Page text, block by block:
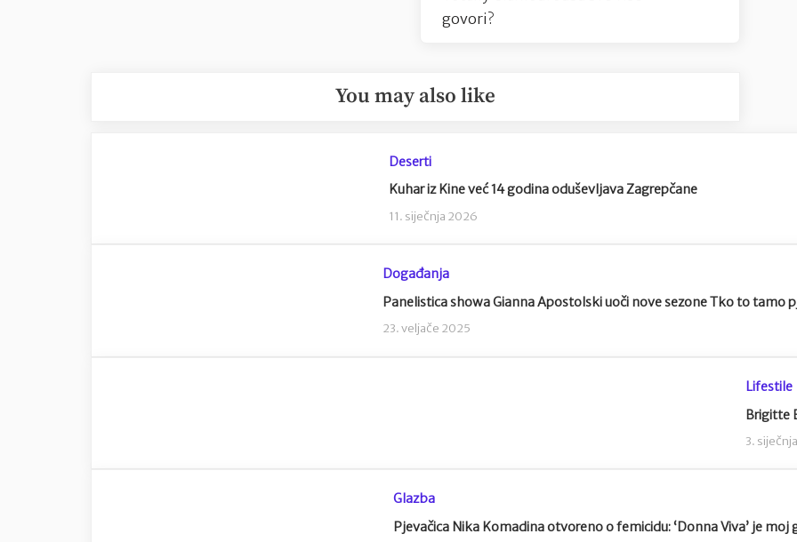
govori?
You may also like
Deserti
Kuhar iz Kine već 14 godina oduševljava Zagrepčane
11. siječnja 2026
Događanja
Panelistica showa Gianna Apostolski uoči nove sezone Tko to tamo
23. veljače 2025
Lifestile
Brigitte
3.
Glazba
Pjevačica Nika Komadina otvoreno o femicidu: ‘Donna Viva’ je